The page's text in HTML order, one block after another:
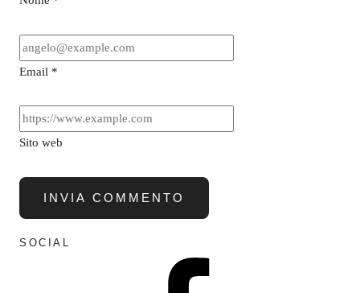
Email *
Sito web
SOCIAL